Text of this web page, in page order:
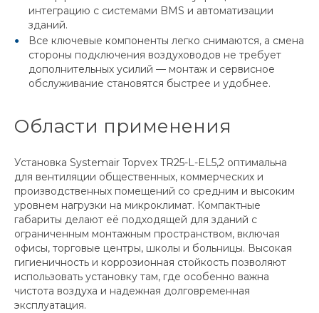
интеграцию с системами BMS и автоматизации
зданий.
Все ключевые компоненты легко снимаются, а смена
стороны подключения воздуховодов не требует
дополнительных усилий — монтаж и сервисное
обслуживание становятся быстрее и удобнее.
Области применения
Установка Systemair Topvex TR25-L-EL5,2 оптимальна
для вентиляции общественных, коммерческих и
производственных помещений со средним и высоким
уровнем нагрузки на микроклимат. Компактные
габариты делают её подходящей для зданий с
ограниченным монтажным пространством, включая
офисы, торговые центры, школы и больницы. Высокая
гигиеничность и коррозионная стойкость позволяют
использовать установку там, где особенно важна
чистота воздуха и надежная долговременная
эксплуатация.